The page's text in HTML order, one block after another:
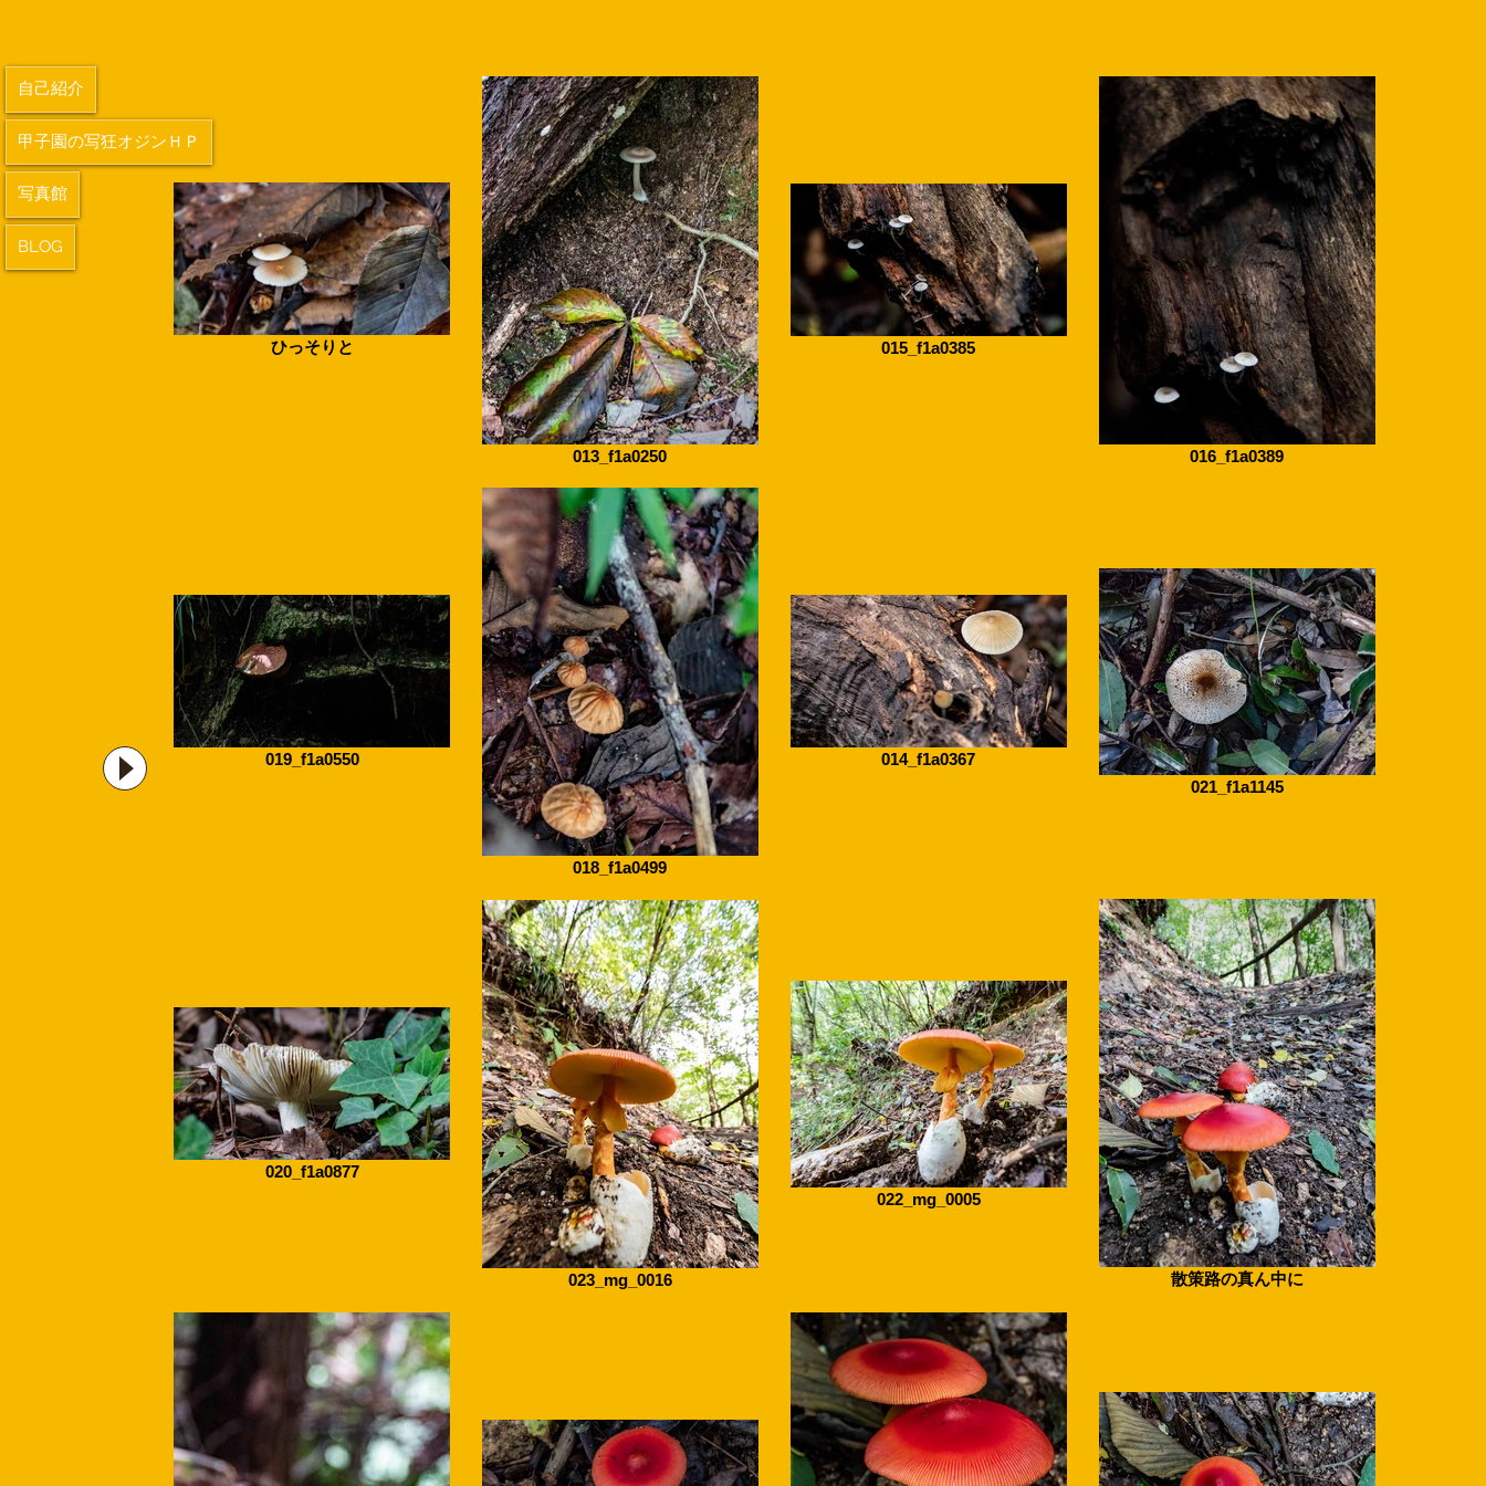
ひっそりと
013_f1a0250
015_f1a0385
016_f1a0389
019_f1a0550
018_f1a0499
014_f1a0367
021_f1a1145
020_f1a0877
023_mg_0016
022_mg_0005
散策路の真ん中に
自己紹介
甲子園の写狂オジンＨＰ
写真館
BLOG